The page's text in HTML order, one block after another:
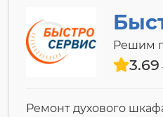
Решим
3.69
Ремонт духового